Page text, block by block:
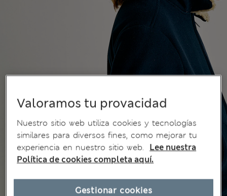
Valoramos tu provacidad
Nuestro sitio web utiliza cookies y tecnologías
similares para diversos fines, como mejorar tu
experiencia en nuestro sitio web.
Lee nuestra
Política de cookies completa aquí.
Gestionar cookies